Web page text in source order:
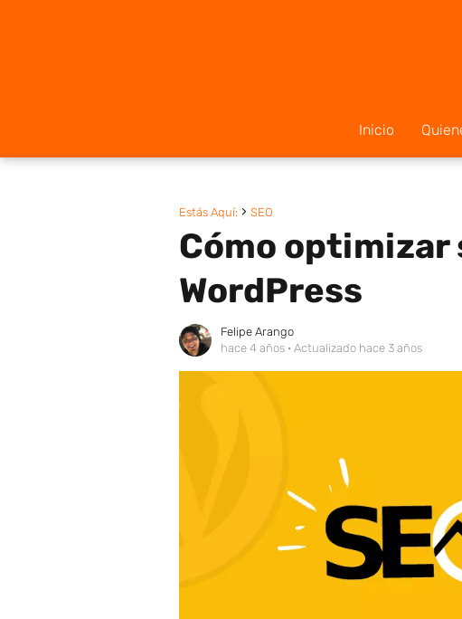
Inicio
Estás Aquí: SEO
Cómo optimizar
WordPress
Felipe Arango
hace 4 años · Actualizado hace 3 años